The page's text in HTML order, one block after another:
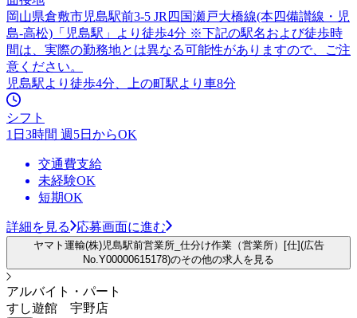
岡山県倉敷市児島駅前3-5 JR四国瀬戸大橋線(本四備讃線・児
島-高松)「児島駅」より徒歩4分 ※下記の駅名および徒歩時
間は、実際の勤務地とは異なる可能性がありますので、ご注
意ください。
児島駅より徒歩4分、上の町駅より車8分
シフト
1日3時間 週5日からOK
交通費支給
未経験OK
短期OK
詳細を見る 応募画面に進む
ヤマト運輸(株)児島駅前営業所_仕分け作業（営業所）[仕](広告
No.Y00000615178)のその他の求人を見る
アルバイト・パート
すし遊館 宇野店